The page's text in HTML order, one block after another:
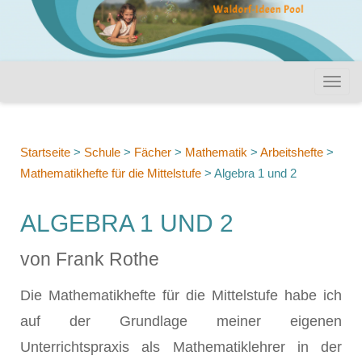
Startseite > Schule > Fächer > Mathematik > Arbeitshefte >
Mathematikhefte für die Mittelstufe > Algebra 1 und 2
ALGEBRA 1 UND 2
von Frank Rothe
Die Mathematikhefte für die Mittelstufe habe ich
auf der Grundlage meiner eigenen
Unterrichtspraxis als Mathematiklehrer in der